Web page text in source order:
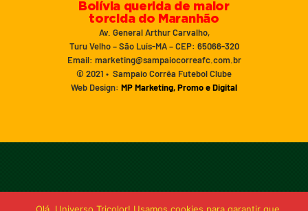
Bolívia querida de maior
torcida do Maranhão
Av. General Arthur Carvalho,
Turu Velho – São Luís-MA – CEP: 65066-320
Email: marketing@sampaiocorreafc.com.br
© 2021 • Sampaio Corrêa Futebol Clube
Web Design: MP Marketing, Promo e Digital